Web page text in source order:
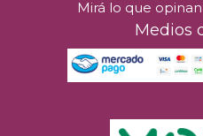
Mirá lo que
Medios